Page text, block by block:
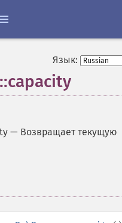
Язык:
— Возвращает текущую